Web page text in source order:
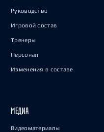
Руководство
Игровой состав
Тренеры
Персонал
Изменения в составе
МЕДИА
Видеоматериалы